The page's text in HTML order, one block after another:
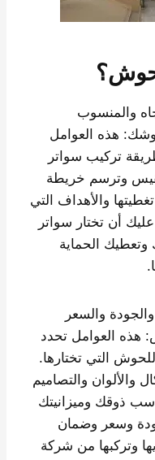
والمنسوب
هذه العوامل
تركيب سواتر
وترسم خريطة
والأهداف التي
أن تختار سواتر
الحماية
والسعر
هذه العوامل تحدد
التي تختارها.
والألوان والتصاميم
ذوقك وميزانيتك
وسعر وضمان
وتركبها من شركة